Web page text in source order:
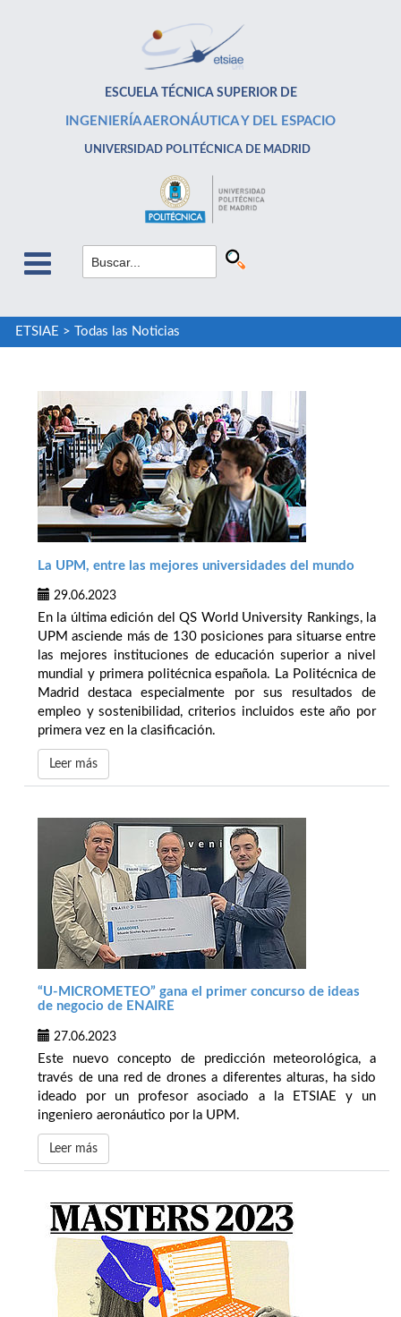
ESCUELA TÉCNICA SUPERIOR DE
INGENIERÍA AERONÁUTICA Y DEL ESPACIO
UNIVERSIDAD POLITÉCNICA DE MADRID
ETSIAE > Todas las Noticias
La UPM, entre las mejores universidades del mundo
29.06.2023
En la última edición del QS World University Rankings, la
UPM asciende más de 130 posiciones para situarse entre
las mejores instituciones de educación superior a nivel
mundial y primera politécnica española. La Politécnica de
Madrid destaca especialmente por sus resultados de
empleo y sostenibilidad, criterios incluidos este año por
primera vez en la clasificación.
Leer más
“U-MICROMETEO” gana el primer concurso de ideas
de negocio de ENAIRE
27.06.2023
Este nuevo concepto de predicción meteorológica, a
través de una red de drones a diferentes alturas, ha sido
ideado por un profesor asociado a la ETSIAE y un
ingeniero aeronáutico por la UPM.
Leer más